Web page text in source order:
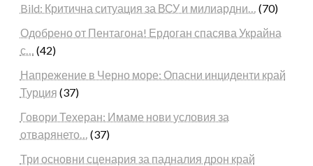
Bild: Критична ситуация за ВСУ и милиардни… (70)
Одобрено от Пентагона! Ердоган спасява Украйна
с… (42)
Напрежение в Черно море: Опасни инциденти край
Турция (37)
Говори Техеран: Имаме нови условия за
отварянето… (37)
Три основни сценария за падналия дрон край